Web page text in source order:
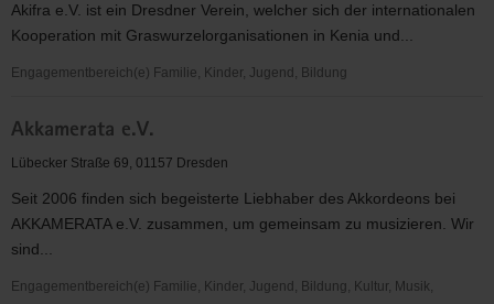
Akifra e.V. ist ein Dresdner Verein, welcher sich der internationalen
Kooperation mit Graswurzelorganisationen in Kenia und...
Engagementbereich(e) Familie, Kinder, Jugend, Bildung
e.V.
-
für
Kinder-
und
Frauenrechte
Akkamerata e.V.
Lübecker Straße 69, 01157 Dresden
Seit 2006 finden sich begeisterte Liebhaber des Akkordeons bei
AKKAMERATA e.V. zusammen, um gemeinsam zu musizieren. Wir
sind...
Engagementbereich(e) Familie, Kinder, Jugend, Bildung, Kultur, Musik,